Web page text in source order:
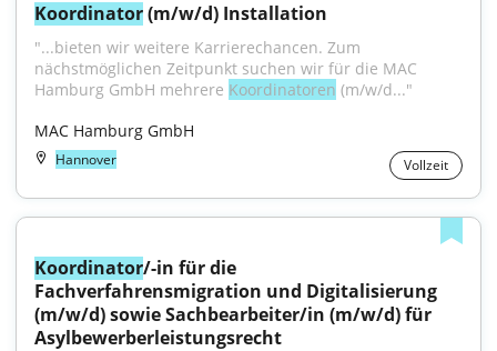
Koordinator (m/w/d) Installation
"...bieten wir weitere Karrierechancen. Zum
nächstmöglichen Zeitpunkt suchen wir für die MAC
Hamburg GmbH mehrere Koordinatoren (m/w/d..."
MAC Hamburg GmbH
Hannover Vollzeit
Koordinator/-in für die
Fachverfahrensmigration und Digitalisierung
(m/w/d) sowie Sachbearbeiter/in (m/w/d) für
Asylbewerberleistungsrecht